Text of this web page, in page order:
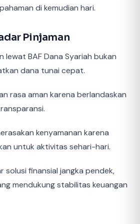
di kemudian hari.
Pinjaman
lewat BAF Dana Syariah bukan
dana tunai cepat.
rasa aman karena berlandaskan
kenyamanan karena
untuk aktivitas sehari-hari.
solusi finansial jangka pendek,
mendukung stabilitas keuangan